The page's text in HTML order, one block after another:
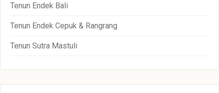
Tenun Endek Bali
Tenun Endek Cepuk & Rangrang
Tenun Sutra Mastuli